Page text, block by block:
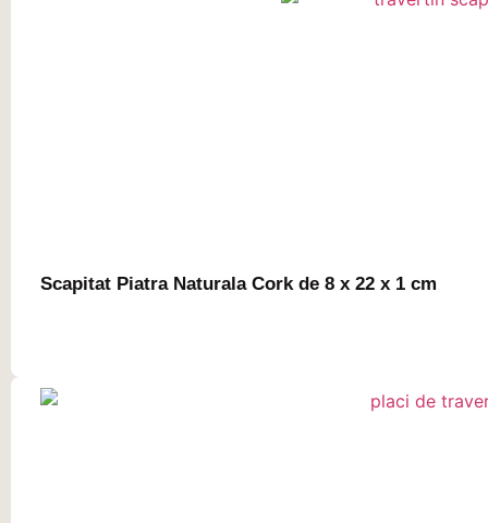
Scapitat Piatra Naturala Cork de 8 x 22 x 1 cm